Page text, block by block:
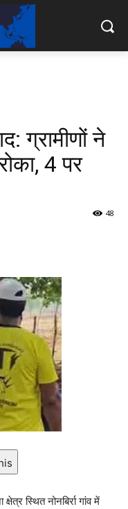
ग्रामीणों ने
4 पर
48
स्थित नोनबिर्रा गांव में